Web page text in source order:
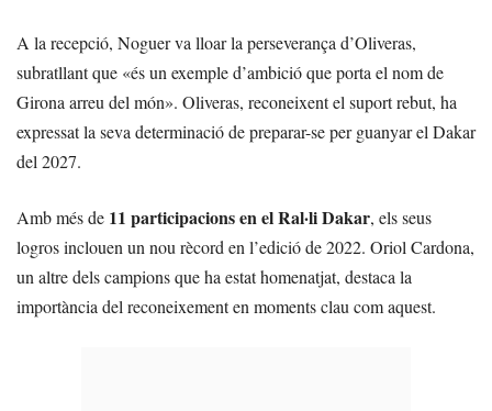
A la recepció, Noguer va lloar la perseverança d’Oliveras,
subratllant que «és un exemple d’ambició que porta el nom de
Girona arreu del món». Oliveras, reconeixent el suport rebut, ha
expressat la seva determinació de preparar-se per guanyar el Dakar
del 2027.
Amb més de 11 participacions en el Ral·li Dakar, els seus
logros inclouen un nou rècord en l’edició de 2022. Oriol Cardona,
un altre dels campions que ha estat homenatjat, destaca la
importància del reconeixement en moments clau com aquest.